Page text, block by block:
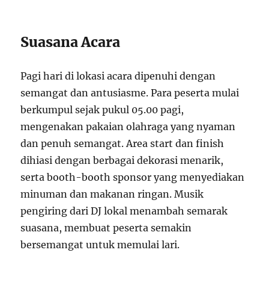
Suasana Acara
Pagi hari di lokasi acara dipenuhi dengan
semangat dan antusiasme. Para peserta mulai
berkumpul sejak pukul 05.00 pagi,
mengenakan pakaian olahraga yang nyaman
dan penuh semangat. Area start dan finish
dihiasi dengan berbagai dekorasi menarik,
serta booth-booth sponsor yang menyediakan
minuman dan makanan ringan. Musik
pengiring dari DJ lokal menambah semarak
suasana, membuat peserta semakin
bersemangat untuk memulai lari.